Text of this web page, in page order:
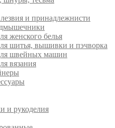
и принадлежнисти
женского белья
шитья, вышивки и пэчворка
швейных машин
вязания
и рукоделия